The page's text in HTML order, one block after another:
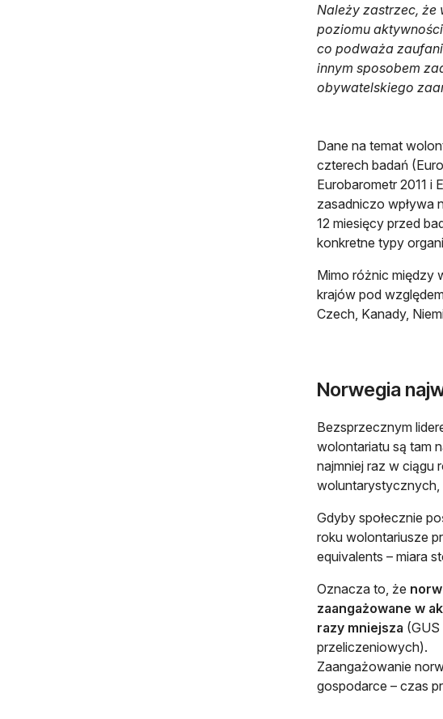
Należy zastrzec,
poziomu
co podważa
innym sposobem
obywatelskiego
Dane na temat
czterech badań
Eurobarometr 2011 i
zasadniczo wpływa
12 miesięcy przed
konkretne typy
Mimo różnic między
krajów pod
Czech, Kanady,
Norwegia
Bezsprzecznym
wolontariatu są tam
najmniej raz w ciągu
woluntarystycznych,
Gdyby społecznie
roku wolontariusze
equivalents – miara
Oznacza to, że
zaangażowane w
razy mniejsza
przeliczeniowych).
Zaangażowanie
gospodarce – czas